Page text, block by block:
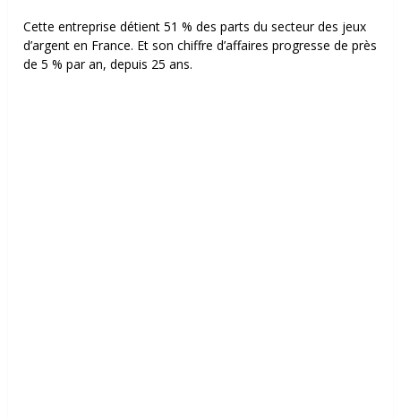
Cette entreprise détient 51 % des parts du secteur des jeux
d’argent en France. Et son chiffre d’affaires progresse de près
de 5 % par an, depuis 25 ans.